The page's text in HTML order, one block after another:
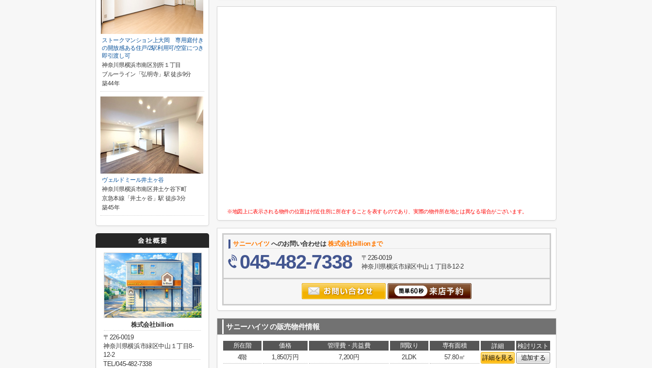
※地図上に表示される物件の位置は付近住所に所在することを表すものであり、実際の物件所在地とは異なる場合がございます。
サニーハイツ へのお問い合わせは株式会社billionまで
045-482-7338
〒226-0019
神奈川県横浜市緑区中山１丁目8-12-2
サニーハイツ の販売物件情報
所在階 価格 管理費・共益費 間取り 専有面積 詳細
検討リスト
4階
1,850万円 7,200円 2LDK 57.80㎡ 詳細を見る 追加する
ストークマンション上大岡 専用庭付き
の開放感ある住戸/2駅利用可/空室につき
即引渡し可
神奈川県横浜市南区別所１丁目
ブルーライン「弘明寺」駅 徒歩9分
築44年
ヴェルドミール井土ヶ谷
神奈川県横浜市南区井土ケ谷下町
京急本線「井土ヶ谷」駅 徒歩3分
築45年
株式会社billion
〒226-0019
神奈川県横浜市緑区中山１丁目8-
12-2
TEL/045-482-7338